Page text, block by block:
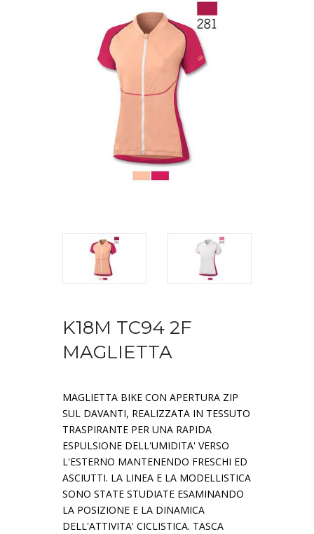
K18M TC94 2F
MAGLIETTA
MAGLIETTA BIKE CON APERTURA ZIP
SUL DAVANTI, REALIZZATA IN TESSUTO
TRASPIRANTE PER UNA RAPIDA
ESPULSIONE DELL'UMIDITA' VERSO
L'ESTERNO MANTENENDO FRESCHI ED
ASCIUTTI. LA LINEA E LA MODELLISTICA
SONO STATE STUDIATE ESAMINANDO
LA POSIZIONE E LA DINAMICA
DELL'ATTIVITA' CICLISTICA. TASCA